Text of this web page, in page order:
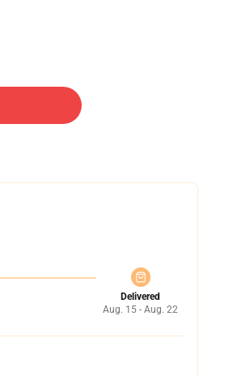
Delivered
Aug. 15 - Aug. 22